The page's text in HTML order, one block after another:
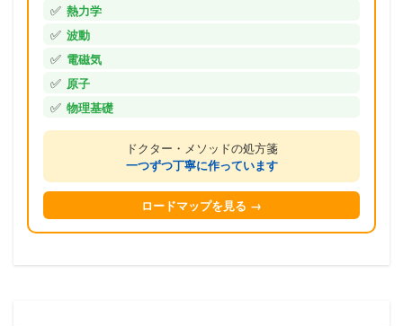
✅ 熱力学
✅ 波動
✅ 電磁気
✅ 原子
✅ 物理基礎
ドクター・メソッドの処方箋
一つずつ丁寧に作っています
ロードマップを見る →